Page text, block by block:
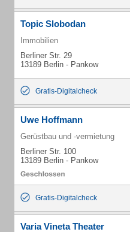
Topic Slobodan
Immobilien
Berliner Str. 29
13189 Berlin - Pankow
Gratis-Digitalcheck
Uwe Hoffmann
Gerüstbau und -vermietung
Berliner Str. 100
13189 Berlin - Pankow
Gratis-Digitalcheck
Varia Vineta Theater